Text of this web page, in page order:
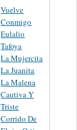
Vuelve
Conmigo
Eulalio
Tafoya
La Mujercita
La Juanita
La Malena
Cautiva Y
Triste
Corrido De